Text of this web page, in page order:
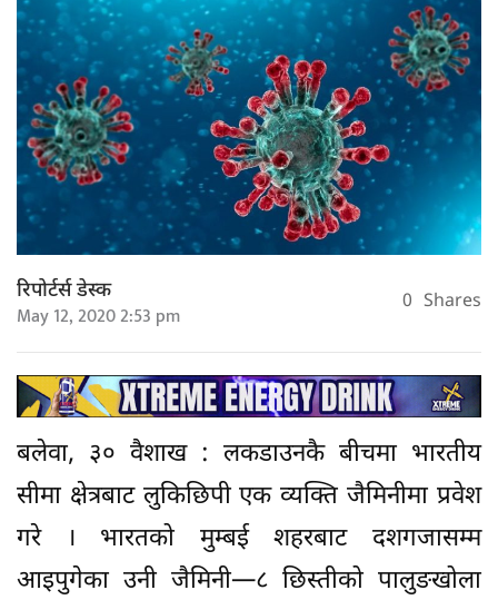
रिपोर्टर्स डेस्क
May 12, 2020 2:53 pm 0 Shares
बलेवा, ३० वैशाख : लकडाउनकै बीचमा भारतीय
सीमा क्षेत्रबाट लुकिछिपी एक व्यक्ति जैमिनीमा प्रवेश
गरे । भारतको मुम्बई शहरबाट दशगजासम्म
आइपुगेका उनी जैमिनी—८ छिस्तीको पालुङखोला